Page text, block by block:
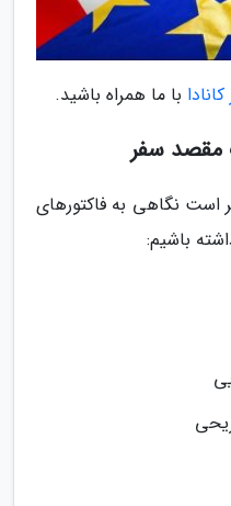
با ما همراه باشید.
مقصد سفر
است نگاهی به فاکتورهای
باشیم: